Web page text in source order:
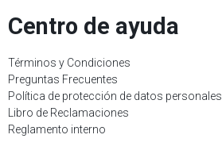
Centro de ayuda
Términos y Condiciones
Preguntas Frecuentes
Política de protección de datos personales
Libro de Reclamaciones
Reglamento interno